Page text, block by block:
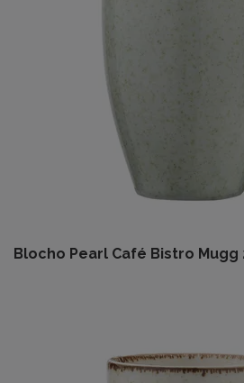
Blocho Pearl Café Bistro